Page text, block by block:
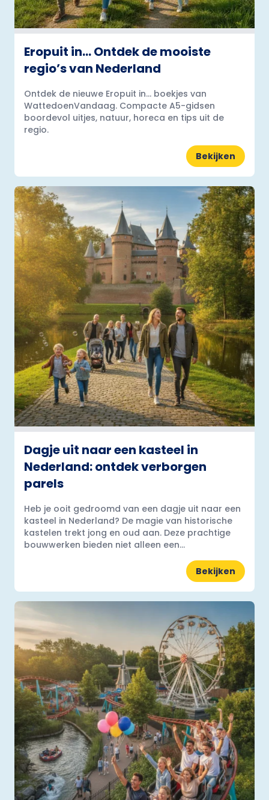
Eropuit in… Ontdek de mooiste
regio’s van Nederland
Ontdek de nieuwe Eropuit in... boekjes van
WattedoenVandaag. Compacte A5-gidsen
boordevol uitjes, natuur, horeca en tips uit de
regio.
Bekijken
Dagje uit naar een kasteel in
Nederland: ontdek verborgen
parels
Heb je ooit gedroomd van een dagje uit naar een
kasteel in Nederland? De magie van historische
kastelen trekt jong en oud aan. Deze prachtige
bouwwerken bieden niet alleen een...
Bekijken